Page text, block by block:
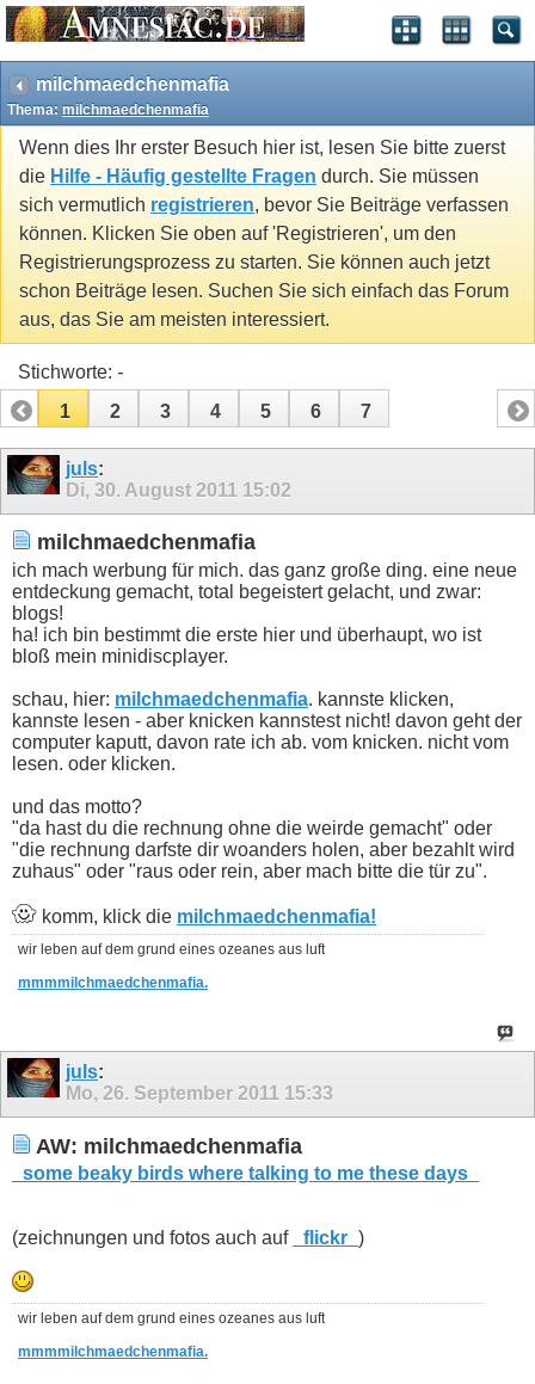
milchmaedchenmafia
Thema: milchmaedchenmafia
Wenn dies Ihr erster Besuch hier ist, lesen Sie bitte zuerst
die Hilfe - Häufig gestellte Fragen durch. Sie müssen
sich vermutlich registrieren, bevor Sie Beiträge verfassen
können. Klicken Sie oben auf 'Registrieren', um den
Registrierungsprozess zu starten. Sie können auch jetzt
schon Beiträge lesen. Suchen Sie sich einfach das Forum
aus, das Sie am meisten interessiert.
Stichworte: -
1
2 3 4 5 6 7
juls:
Di, 30. August 2011 15:02
milchmaedchenmafia
ich mach werbung für mich. das ganz große ding. eine neue
entdeckung gemacht, total begeistert gelacht, und zwar:
blogs!
ha! ich bin bestimmt die erste hier und überhaupt, wo ist
bloß mein minidiscplayer.
schau, hier: milchmaedchenmafia. kannste klicken,
kannste lesen - aber knicken kannstest nicht! davon geht der
computer kaputt, davon rate ich ab. vom knicken. nicht vom
lesen. oder klicken.
und das motto?
"da hast du die rechnung ohne die weirde gemacht" oder
"die rechnung darfste dir woanders holen, aber bezahlt wird
zuhaus" oder "raus oder rein, aber mach bitte die tür zu".
komm, klick die milchmaedchenmafia!
wir leben auf dem grund eines ozeanes aus luft
mmmmilchmaedchenmafia.
juls:
Mo, 26. September 2011 15:33
AW: milchmaedchenmafia
_some beaky birds where talking to me these days_
(zeichnungen und fotos auch auf _flickr_ )
wir leben auf dem grund eines ozeanes aus luft
mmmmilchmaedchenmafia.